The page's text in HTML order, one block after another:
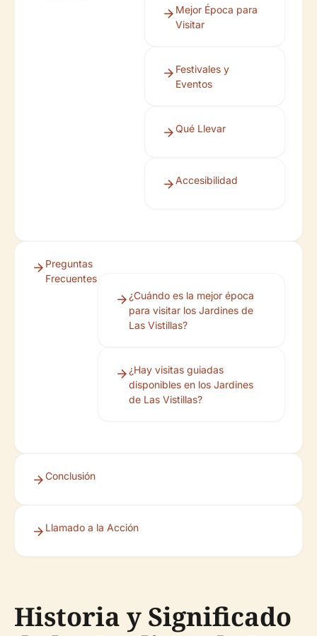
Mejor Época para
Visitar
Festivales y
Eventos
Qué Llevar
Accesibilidad
Preguntas
Frecuentes
¿Cuándo es la mejor época
para visitar los Jardines de
Las Vistillas?
¿Hay visitas guiadas
disponibles en los Jardines
de Las Vistillas?
Conclusión
Llamado a la Acción
Historia y Significado